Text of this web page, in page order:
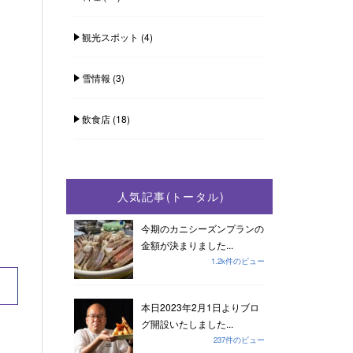
観光スポット (4)
雪情報 (3)
飲食店(18)
人気記事(トータル)
今期のカニシーズンプランの
金額が決まりました...
1.2k件のビュー
本日2023年2月1日よりブロ
グ開設いたしました...
237件のビュー